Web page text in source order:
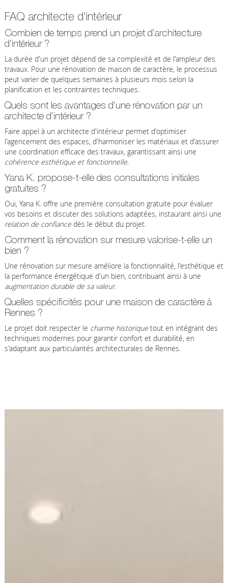
FAQ architecte d'intérieur
Combien de temps prend un projet d'architecture
d'intérieur ?
La durée d'un projet dépend de sa complexité et de l'ampleur des
travaux. Pour une rénovation de maison de caractère, le processus
peut varier de quelques semaines à plusieurs mois selon la
planification et les contraintes techniques.
Quels sont les avantages d'une rénovation par un
architecte d'intérieur ?
Faire appel à un architecte d'intérieur permet d'optimiser
l'agencement des espaces, d'harmoniser les matériaux et d'assurer
une coordination efficace des travaux, garantissant ainsi une
cohérence esthétique et fonctionnelle.
Yana K. propose-t-elle des consultations initiales
gratuites ?
Oui, Yana K. offre une première consultation gratuite pour évaluer
vos besoins et discuter des solutions adaptées, instaurant ainsi une
relation de confiancedès le début du projet.
Comment la rénovation sur mesure valorise-t-elle un
bien ?
Une rénovation sur mesure améliore la fonctionnalité, l'esthétique et
la performance énergétique d'un bien, contribuant ainsi à une
augmentation durable de sa valeur.
Quelles spécificités pour une maison de caractère à
Rennes ?
Le projet doit respecter le charme historiquetout en intégrant des
techniques modernes pour garantir confort et durabilité, en
s'adaptant aux particularités architecturales de Rennes.